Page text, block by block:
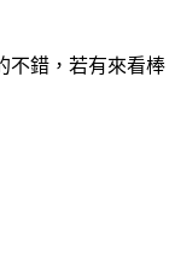
不錯，若有來看棒